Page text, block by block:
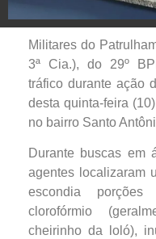
Militares do
3ª Cia.), do 29º
tráfico durante ação
desta quinta-feira
no bairro Santo
Durante buscas em
agentes localizaram
escondia
clorofórmio
cheirinho da loló),